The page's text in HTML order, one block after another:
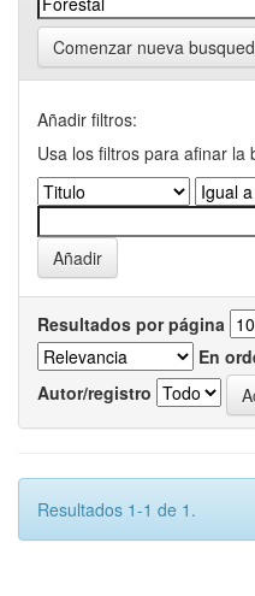
Comenzar nueva
Añadir filtros:
Usa los filtros para afinar la
Resultados por página
En
Autor/registro
Resultados 1-1 de 1.